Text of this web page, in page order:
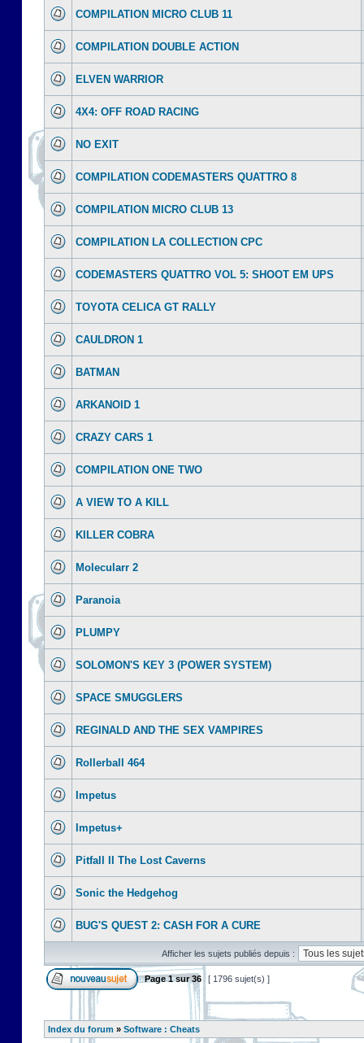
COMPILATION MICRO CLUB 11
COMPILATION DOUBLE ACTION
ELVEN WARRIOR
4X4: OFF ROAD RACING
NO EXIT
COMPILATION CODEMASTERS QUATTRO 8
COMPILATION MICRO CLUB 13
COMPILATION LA COLLECTION CPC
CODEMASTERS QUATTRO VOL 5: SHOOT EM UPS
TOYOTA CELICA GT RALLY
CAULDRON 1
BATMAN
ARKANOID 1
CRAZY CARS 1
COMPILATION ONE TWO
A VIEW TO A KILL
KILLER COBRA
Molecularr 2
Paranoia
PLUMPY
SOLOMON'S KEY 3 (POWER SYSTEM)
SPACE SMUGGLERS
REGINALD AND THE SEX VAMPIRES
Rollerball 464
Impetus
Impetus+
Pitfall II The Lost Caverns
Sonic the Hedgehog
BUG'S QUEST 2: CASH FOR A CURE
Afficher les sujets publiés depuis :
Page1sur36 [ 1796 sujet(s) ]
Index du forum » Software : Cheats